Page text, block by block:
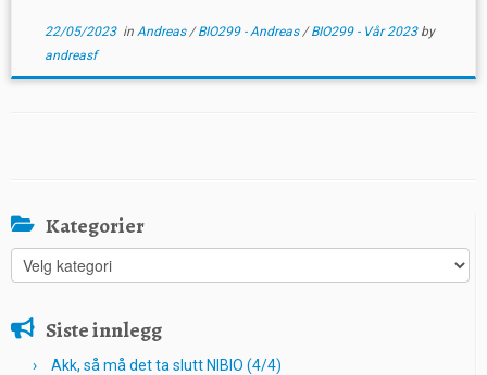
22/05/2023in Andreas/BIO299 - Andreas/BIO299 - Vår 2023 by
andreasf
Kategorier
Kategorier
Siste innlegg
Akk, så må det ta slutt NIBIO (4/4)